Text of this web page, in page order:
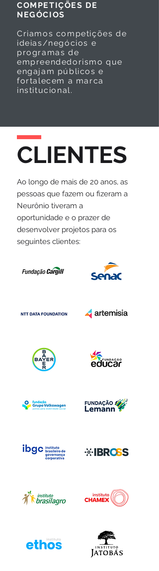
COMPETIÇÕES DE
NEGÓCIOS
Criamos competições de
ideias/negócios e
programas de
empreendedorismo que
engajam públicos e
fortalecem a marca
institucional.
CLIENTES
Ao longo de mais de 20 anos, as
pessoas que fazem ou fizeram a
Neurônio tiveram a
oportunidade e o prazer de
desenvolver projetos para os
seguintes clientes: